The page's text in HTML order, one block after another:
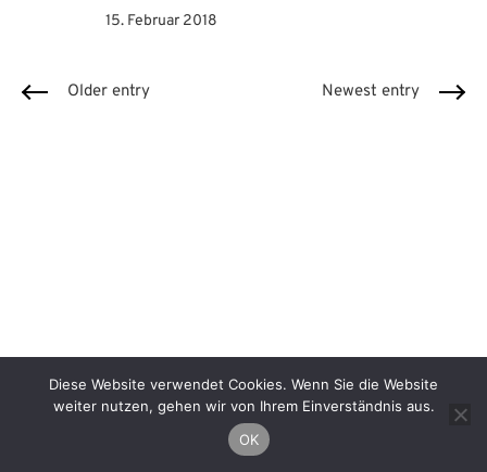
Author
15. Februar 2018
Older entry Newest entry
Impressum Datenschutzerklärung
Instagram
Diese Website verwendet Cookies. Wenn Sie die Website
weiter nutzen, gehen wir von Ihrem Einverständnis aus.
OK